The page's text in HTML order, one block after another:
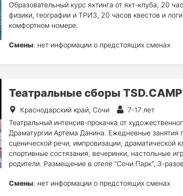
Образовательный курс яхтинга от яхт-клуба, 20
физики, географии и ТРИЗ, 20 часов квестов и
комфортном номере.
Смены: нет информации о предстоящих сменах
Театральные сборы
Краснодарский край, Сочи
7-17 лет
Театральный интенсив-прокачка от
Драматургии Артема Данина. Ежедневные занятия
сценической речи, импровизации, драматической
спортивные состязания, вечеринки, настольные
родители. Размещение в отеле "Сочи Парк", 3-
Смены: нет информации о предстоящих сменах